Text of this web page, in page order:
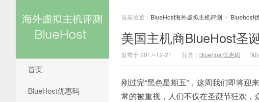
首页
BlueHost优惠码
当前位置： BlueHost海外虚拟主机评测 > Bluehost
美国主机商BlueHost圣
发布于 2017-12-21 分类： Bluehost优惠码 阅
刚过完“黑色星期五”，这周我们即将
常的被重视，人们不仅在圣诞节狂欢